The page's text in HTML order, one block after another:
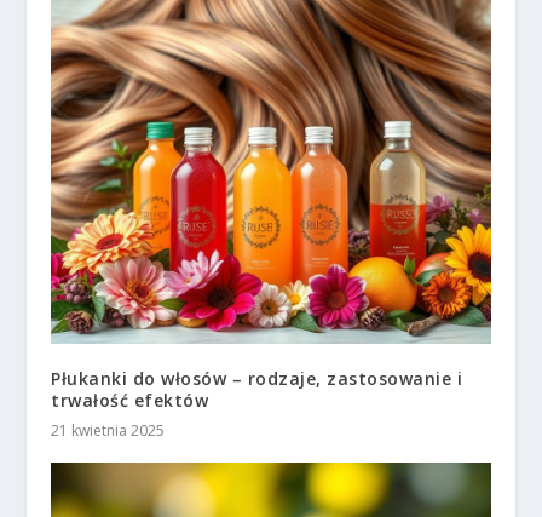
Płukanki do włosów – rodzaje, zastosowanie i
trwałość efektów
21 kwietnia 2025